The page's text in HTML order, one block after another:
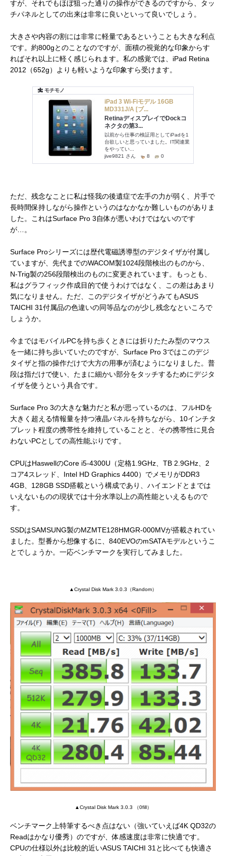
すが、それでもほぼ狙った通りの操作ができるのですから、タッ
チパネルとしての出来は非常に良いといって良いでしょう。
大きさや内容の割には非常に軽量であるということも大きな利点
です。約800gとのことなのですが、面積の視覚的な印象からす
ればそれ以上に軽く感じられます。私の感覚では、iPad Retina
2012（652g）よりも軽いような印象すら受けます。
ただ、残念なことに私は怪我の後遺症で左手の力が弱く、片手で
長時間保持しながら操作というのはなかなか難しいものがありま
した。これはSurface Pro 3自体が悪いわけではないのです
が…。
Surface Proシリーズには歴代電磁誘導型のデジタイザが付属し
ていますが、先代までのWACOM製1024段階検出のものから、
N-Trig製の256段階検出のものに変更されています。もっとも、
私はグラフィック作成目的で使うわけではなく、この差はあまり
気になりません。ただ、このデジタイザがどうみてもASUS
TAICHI 31付属品の色違いの同等品なのが少し残念なといころで
しょうか。
今まではモバイルPCを持ち歩くときには折りたたみ型のマウス
を一緒に持ち歩いていたのですが、Surface Pro 3ではこのデジ
タイザと指の操作だけで大方の用事が済むようになりました。普
段は指だけで使い、たまに細かい部分をタッチするためにデジタ
イザを使うという具合です。
Surface Pro 3の大きな魅力だと私が思っているのは、フルHDを
大きく超える情報量を持つ液晶パネルを持ちながら、10インチタ
ブレット程度の携帯性を維持していることと、その携帯性に見合
わないPCとしての高性能ぶりです。
CPUはHaswellのCore i5-4300U（定格1.9GHz、TB 2.9GHz、2
コア4スレッド、Intel HD Graphics 4400）でメモリがDDR3
4GB、128GB SSD搭載という構成であり、ハイエンドとまでは
いえないものの現状では十分水準以上の高性能といえるもので
す。
SSDはSAMSUNG製のMZMTE128HMGR-000MVが搭載されてい
ました。型番から想像するに、840EVOのmSATAモデルというこ
とでしょうか。一応ベンチマークを実行してみました。
▲Crystal Disk Mark 3.0.3（Random）
▲Crystal Disk Mark 3.0.3 （0fill）
ベンチマーク上特筆するべき点はない（強いていえば4K QD32の
Readはかなり優秀）のですが、体感速度は非常に快適です。
CPUの仕様以外は比較的近いASUS TAICHI 31と比べても快適さ